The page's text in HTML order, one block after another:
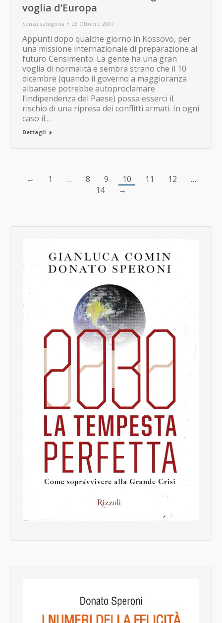
voglia d’Europa
Senza categoria 28 Ottobre 2007
Appunti dopo qualche giorno in Kossovo, per
una missione internazionale di preparazione al
futuro Censimento. La gente ha una gran
voglia di normalità e sembra strano che il 10
dicembre (quando il governo a maggioranza
albanese potrebbe autoproclamare
l’indipendenza del Paese) possa esserci il
rischio di una ripresa dei conflitti armati. In ogni
caso il…
Dettagli
← 1 … 8 9 10 11 12
…
14
→